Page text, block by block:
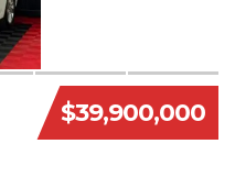
$39,900,000